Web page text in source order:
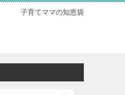
子育てママの知恵袋